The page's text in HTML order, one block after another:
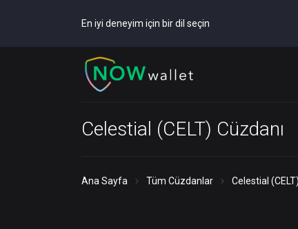
En iyi deneyim için bir dil seçin
Celestial (CELT) Cüzdanı
Ana Sayfa Tüm Cüzdanlar Celestial